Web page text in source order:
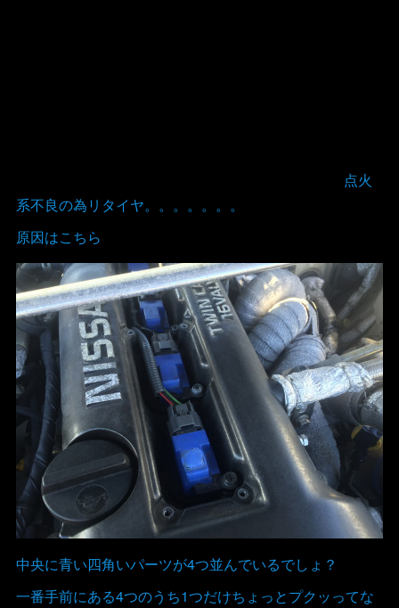
点火
系不良の為リタイヤ。。。。。。。
原因はこちら
中央に青い四角いパーツが4つ並んでいるでしょ？
一番手前にある4つのうち1つだけちょっとプクッってな